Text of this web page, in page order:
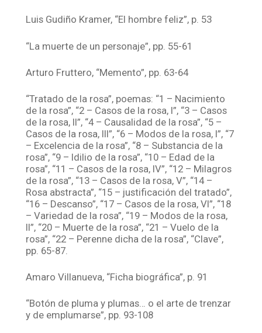
Luis Gudiño Kramer, “El hombre feliz”, p. 53
“La muerte de un personaje”, pp. 55-61
Arturo Fruttero, “Memento”, pp. 63-64
“Tratado de la rosa”, poemas: “1 – Nacimiento
de la rosa”, “2 – Casos de la rosa, I”, “3 – Casos
de la rosa, II”, “4 – Causalidad de la rosa”, “5 –
Casos de la rosa, III”, “6 – Modos de la rosa, I”, “7
– Excelencia de la rosa”, “8 – Substancia de la
rosa”, “9 – Idilio de la rosa”, “10 – Edad de la
rosa”, “11 – Casos de la rosa, IV”, “12 – Milagros
de la rosa”, “13 – Casos de la rosa, V”, “14 –
Rosa abstracta”, “15 – justificación del tratado”,
“16 – Descanso”, “17 – Casos de la rosa, VI”, “18
– Variedad de la rosa”, “19 – Modos de la rosa,
II”, “20 – Muerte de la rosa”, “21 – Vuelo de la
rosa”, “22 – Perenne dicha de la rosa”, “Clave”,
pp. 65-87.
Amaro Villanueva, “Ficha biográfica”, p. 91
“Botón de pluma y plumas… o el arte de trenzar
y de emplumarse”, pp. 93-108